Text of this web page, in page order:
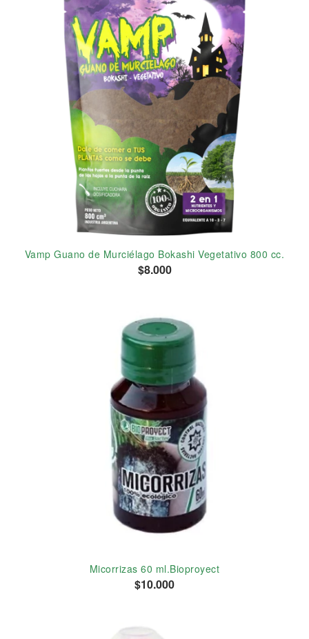
Vamp Guano de Murciélago Bokashi Vegetativo 800 cc.
$8.000
Micorrizas 60 ml.Bioproyect
$10.000